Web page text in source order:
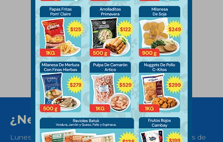
¿Necesitas ayuda?
Lunes a Sábados de 08:30 a 21:00 horas y Domingos de